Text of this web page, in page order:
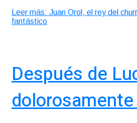
Leer más: Juan Orol, el rey del
fantástico
Después de